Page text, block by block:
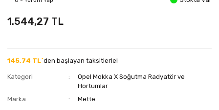
1.544,27 TL
145,74 TL`den başlayan taksitlerle!
Kategori
Opel Mokka X Soğutma Radyatör ve
Hortumlar
Marka
Mette